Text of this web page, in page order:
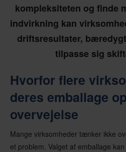
kompleksiteten og finde
indvirkning kan
driftsresultater,
tilpasse sig
Hvorfor flere
deres emballage
overvejelse
Mange virksomheder tænker ikke
et problem. Valget af emballage